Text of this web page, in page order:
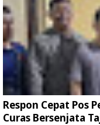
Respon Cepat Pos
Curas Bersenjata